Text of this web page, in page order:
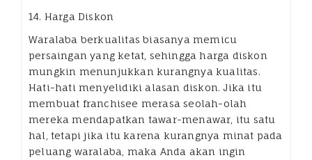
14. Harga Diskon
Waralaba berkualitas biasanya memicu
persaingan yang ketat, sehingga harga diskon
mungkin menunjukkan kurangnya kualitas.
Hati-hati menyelidiki alasan diskon. Jika itu
membuat franchisee merasa seolah-olah
mereka mendapatkan tawar-menawar, itu satu
hal, tetapi jika itu karena kurangnya minat pada
peluang waralaba, maka Anda akan ingin